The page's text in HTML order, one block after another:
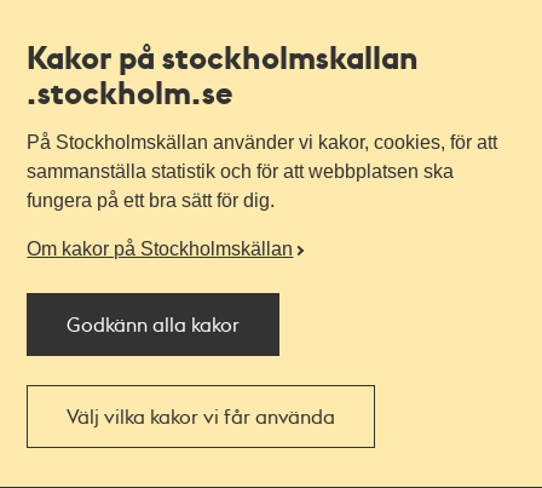
Kakor på stockholmskallan
.stockholm.se
På Stockholmskällan använder vi kakor, cookies, för att
sammanställa statistik och för att webbplatsen ska
fungera på ett bra sätt för dig.
Om kakor på Stockholmskällan
Godkänn alla kakor
Välj vilka kakor vi får använda